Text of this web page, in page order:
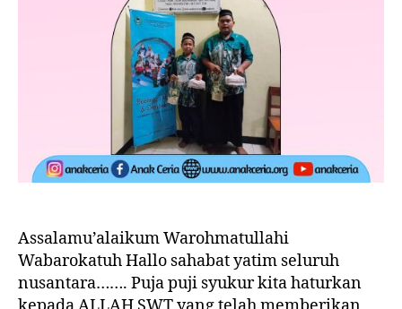
Assalamu’alaikum Warohmatullahi
Wabarokatuh Hallo sahabat yatim seluruh
nusantara……. Puja puji syukur kita haturkan